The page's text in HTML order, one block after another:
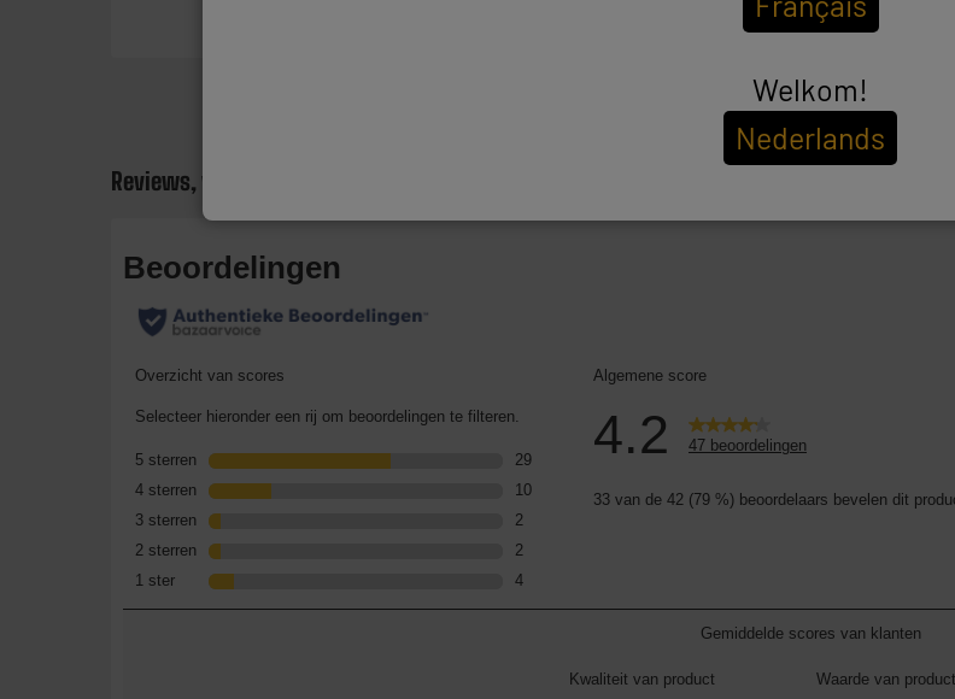
Reviews, vragen en antwoorden
Welkom!
Nederlands